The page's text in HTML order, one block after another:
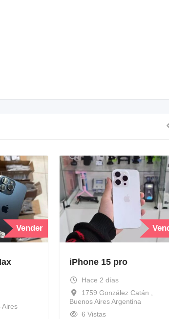
Vender
Aires
iPhone 15 pro
Hace 2 días
1759 González Catán ,
Buenos Aires Argentina
6 Vistas